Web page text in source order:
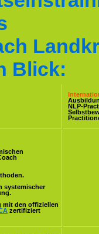
Blick:
NLP-
systemischer
mit den offiziellen
zertifiziert